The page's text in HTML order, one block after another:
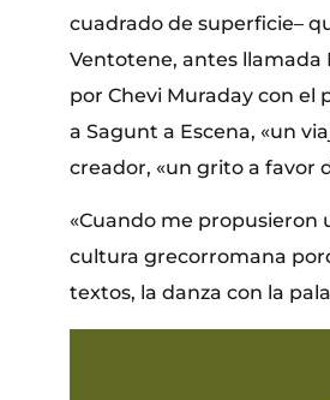
cuadrado de superficie–
Ventotene, antes llamada
por Chevi Muraday con el
a Sagunt a Escena, «un
creador, «un grito a favor
«Cuando me propusieron
cultura grecorromana
textos, la danza con la